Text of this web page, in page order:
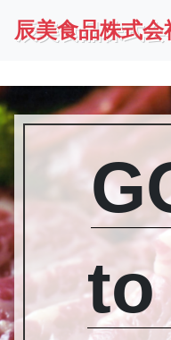
辰美食品株式会
to